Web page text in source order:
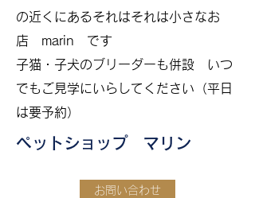
の近くにあるそれはそれは小さなお
店 marin です
​子猫・子犬のブリーダーも併設 いつ
でもご見学にいらしてください（平日
は要予約）
ペットショップ マリン
お問い合わせ